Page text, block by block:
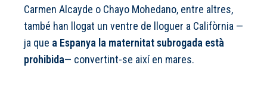
Carmen Alcayde o Chayo Mohedano, entre altres,
també han llogat un ventre de lloguer a Califòrnia —
ja que a Espanya la maternitat subrogada està
prohibida— convertint-se així en mares.